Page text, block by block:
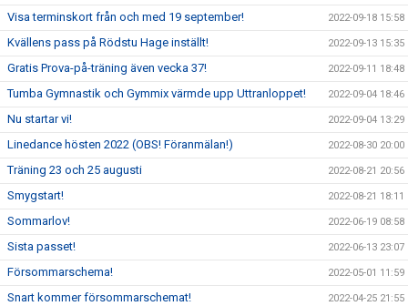
Visa terminskort från och med 19 september! 2022-09-18 15:58
Kvällens pass på Rödstu Hage inställt! 2022-09-13 15:35
Gratis Prova-på-träning även vecka 37! 2022-09-11 18:48
Tumba Gymnastik och Gymmix värmde upp Uttranloppet! 2022-09-04 18:46
Nu startar vi! 2022-09-04 13:29
Linedance hösten 2022 (OBS! Föranmälan!) 2022-08-30 20:00
Träning 23 och 25 augusti 2022-08-21 20:56
Smygstart! 2022-08-21 18:11
Sommarlov! 2022-06-19 08:58
Sista passet! 2022-06-13 23:07
Försommarschema! 2022-05-01 11:59
Snart kommer försommarschemat! 2022-04-25 21:55